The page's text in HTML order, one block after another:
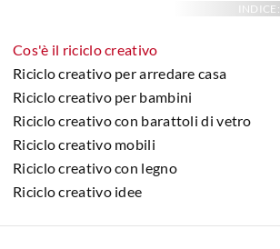
INDICE:
Cos'è il riciclo creativo
Riciclo creativo per arredare casa
Riciclo creativo per bambini
Riciclo creativo con barattoli di vetro
Riciclo creativo mobili
Riciclo creativo con legno
Riciclo creativo idee